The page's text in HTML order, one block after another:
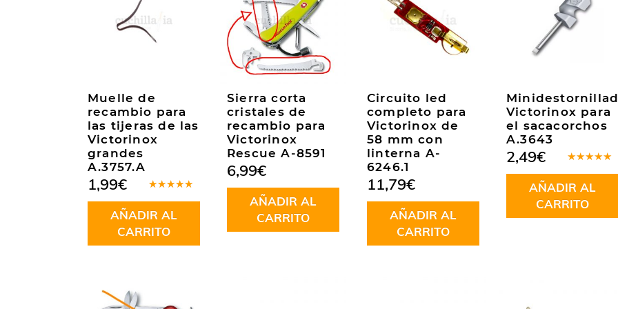
Muelle de
recambio para
las tijeras de las
Victorinox
grandes
A.3757.A
en5.00de
5
1,99€
AÑADIR AL
CARRITO
Sierra corta
cristales de
recambio para
Victorinox
Rescue A-8591
6,99€
AÑADIR AL
CARRITO
Circuito led
completo para
Victorinox de
58 mm con
linterna A-
6246.1
11,79€
AÑADIR AL
CARRITO
Victorinox para
el sacacorchos
A.3643
en5.00de
5
2,49€
AÑADIR AL
CARRITO